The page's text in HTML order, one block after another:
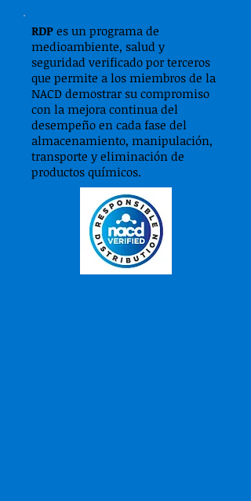
RDP es un programa de
medioambiente, salud y
seguridad verificado por terceros
que permite a los miembros de la
NACD demostrar su compromiso
con la mejora continua del
desempeño en cada fase del
almacenamiento, manipulación,
transporte y eliminación de
productos químicos.